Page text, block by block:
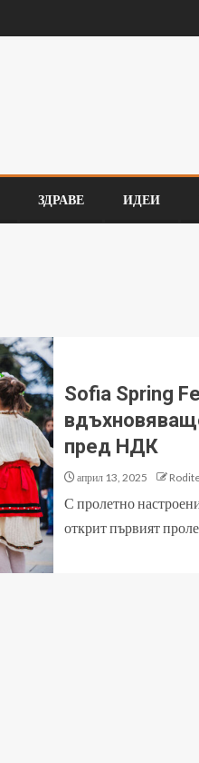
ЗДРАВЕ ИДЕИ
Sofia Spring
пред НДК
април 13, 2025
С пролетно
открит първият